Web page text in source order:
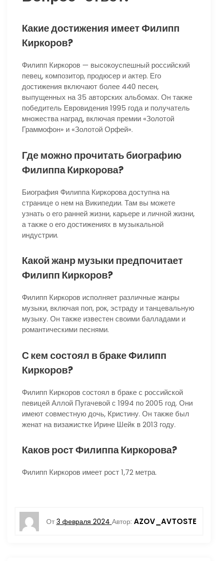
Какие достижения имеет Филипп
Киркоров?
Филипп Киркоров — высокоуспешный российский
певец, композитор, продюсер и актер. Его
достижения включают более 440 песен,
выпущенных на 35 авторских альбомах. Он также
победитель Евровидения 1995 года и получатель
множества наград, включая премии «Золотой
Граммофон» и «Золотой Орфей».
Где можно прочитать биографию
Филиппа Киркорова?
Биография Филиппа Киркорова доступна на
странице о нем на Википедии. Там вы можете
узнать о его ранней жизни, карьере и личной жизни,
а также о его достижениях в музыкальной
индустрии.
Какой жанр музыки предпочитает
Филипп Киркоров?
Филипп Киркоров исполняет различные жанры
музыки, включая поп, рок, эстраду и танцевальную
музыку. Он также известен своими балладами и
романтическими песнями.
С кем состоял в браке Филипп
Киркоров?
Филипп Киркоров состоял в браке с российской
певицей Аллой Пугачевой с 1994 по 2005 год. Они
имеют совместную дочь, Кристину. Он также был
женат на визажистке Ирине Шейк в 2013 году.
Каков рост Филиппа Киркорова?
Филипп Киркоров имеет рост 1,72 метра.
От 3 февраля 2024 Автор: AZOV_AVTOSTE